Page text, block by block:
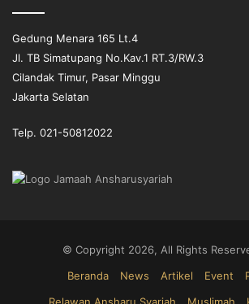
Gedung Menara 165 Lt.4
Jl. TB Simatupang No.Kav.1 RT.3/RW.3
Cilandak Timur, Pasar Minggu
Jakarta Selatan
Telp. 021-50812022
© Copyright 2026, All Rights
Beranda
News Artikel Event
Relawan Ansharu Syariah
Muslimah